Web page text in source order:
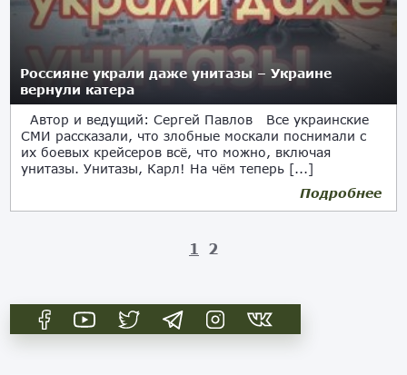
Россияне украли даже унитазы – Украине
вернули катера
Автор и ведущий: Сергей Павлов Все украинские
СМИ рассказали, что злобные москали поснимали с
их боевых крейсеров всё, что можно, включая
унитазы. Унитазы, Карл! На чём теперь [...]
Подробнее
1 2